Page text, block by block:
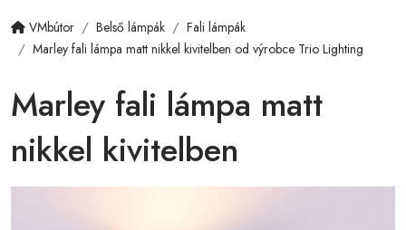
VMbútor Belső lámpák
Fali lámpák
Marley fali lámpa matt nikkel kivitelben od výrobce Trio Lighting
Marley fali lámpa matt
nikkel kivitelben